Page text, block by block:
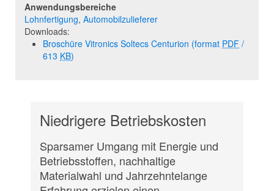
Anwendungsbereiche
Lohnfertigung, Automobilzulieferer
Downloads:
Broschüre Vitronics Soltecs Centurion (format PDF /
613 KB)
Niedrigere Betriebskosten
Sparsamer Umgang mit Energie und
Betriebsstoffen, nachhaltige
Materialwahl und Jahrzehntelange